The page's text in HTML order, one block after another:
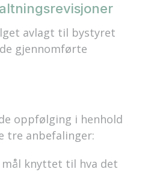
avlagt til bystyret
gjennomførte
oppfølging i henhold
tre anbefalinger:
knyttet til hva det